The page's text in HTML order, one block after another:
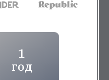
1
год